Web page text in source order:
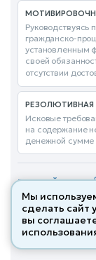
гражданско-
установленным
своей
отсутствии
РЕЗОЛЮТИВНАЯ
Исковые
на содержание
денежной сумме
ПОЛНЫЙ ТЕКСТ
Решение по
Гражданское
Мы
сделать сайт
вы